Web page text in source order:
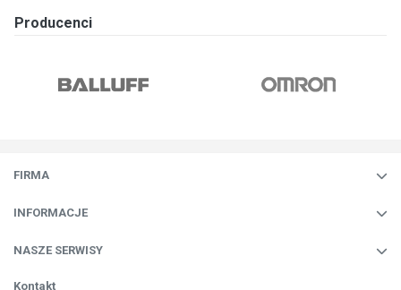
Producenci
FIRMA
INFORMACJE
NASZE SERWISY
Kontakt